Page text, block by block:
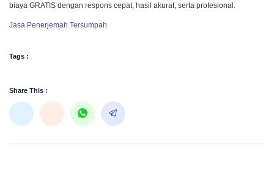
biaya GRATIS dengan respons cepat, hasil akurat, serta profesional.
Jasa Penerjemah Tersumpah
Tags :
Share This :